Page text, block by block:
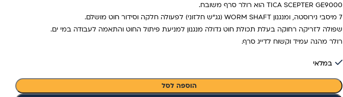
TICA SCEPTER GE9000 הוא רולר סרף משובח.
7 מיסבי נירוסטה, ומנגנון WORM SHAFT (גג"ש חלזוני) לפעולה חלקה וסידור חוט מושלם.
שפולה לזריקה רחוקה בעלת תכולת חוט גדולה מנגנון למניעת פיתול החוט והתאמה לעבודה במי ים.
רולר מהנה עמיד וקשוח לדייג סרף.
במלאי
הוספה לסל